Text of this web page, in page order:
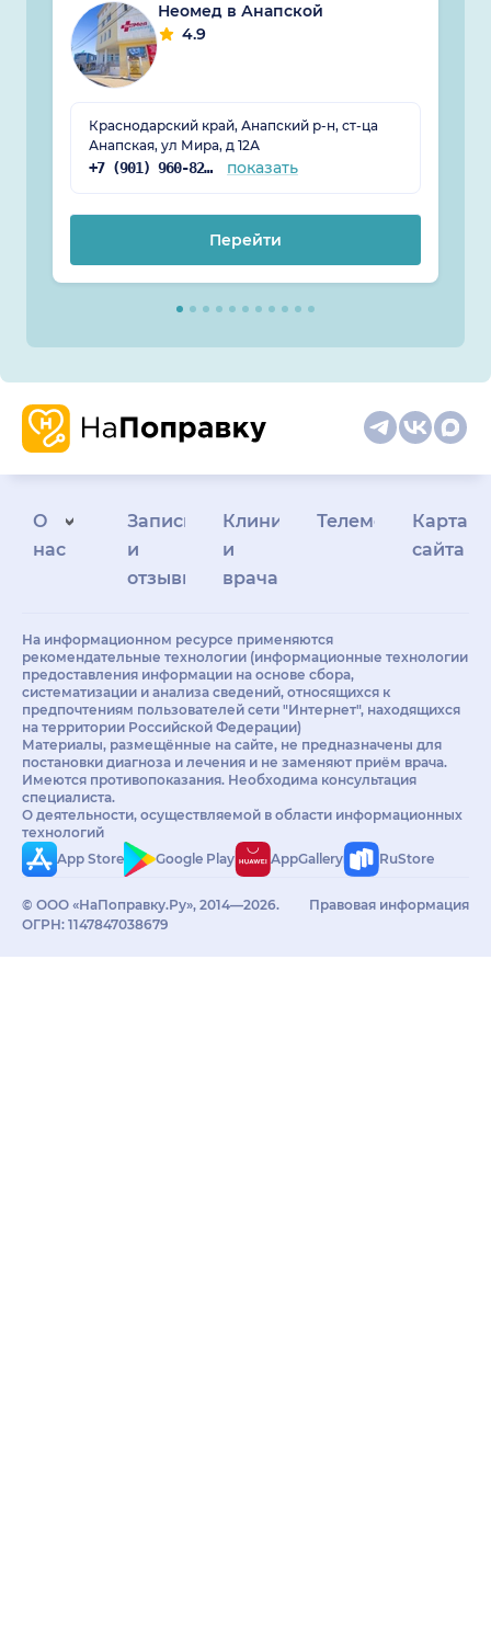
Неомед в Анапской
4.9
Краснодарский край, Анапский р-н, ст-ца
Анапская, ул Мира, д 12А
+7 (901) 960-82-10 показать
Перейти
О
нас
Запись
и
отзывы
Клиникам
и
врачам
Телемедицина
Карта
сайта
На информационном ресурсе применяются
рекомендательные технологии (информационные технологии
предоставления информации на основе сбора,
систематизации и анализа сведений, относящихся к
предпочтениям пользователей сети "Интернет", находящихся
на территории Российской Федерации)
Материалы, размещённые на сайте, не предназначены для
постановки диагноза и лечения и не заменяют приём врача.
Имеются противопоказания. Необходима консультация
специалиста.
О деятельности, осуществляемой в области информационных
технологий
App Store
Google Play AppGallery RuStore
© ООО «НаПоправку.Ру», 2014—2026.
ОГРН: 1147847038679
Правовая информация